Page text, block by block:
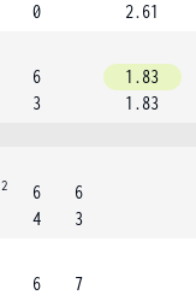
0
2.61
6
3
1.83
1.83
2
6
4
6
3
6
7